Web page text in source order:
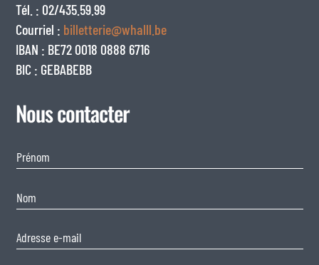
Tél. : 02/435.59.99
Courriel : billetterie@whalll.be
IBAN : BE72 0018 0888 6716
BIC : GEBABEBB
Nous contacter